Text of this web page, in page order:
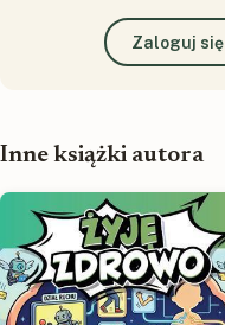
Zaloguj się
Inne książki autora